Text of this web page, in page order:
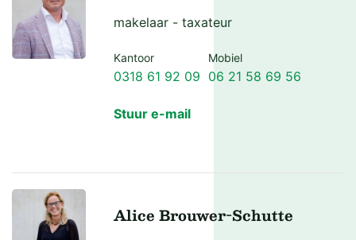
makelaar - taxateur
Kantoor
0318 61 92 09
Mobiel
06 21 58 69 56
Stuur e-mail
Alice Brouwer-Schutte